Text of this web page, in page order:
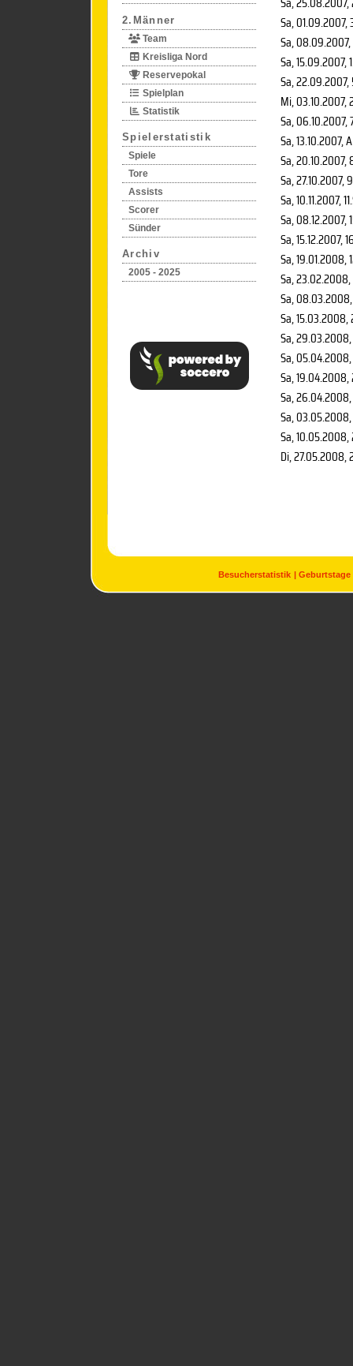
2.Männer
Team
Kreisliga Nord
Reservepokal
Spielplan
Statistik
Spielerstatistik
Spiele
Tore
Assists
Scorer
Sünder
Archiv
2005 - 2025
Sa, 01.09.2007,
Sa, 08.09.2007,
Sa, 15.09.2007,
Sa, 22.09.2007,
Mi, 03.10.2007,
Sa, 06.10.2007,
Sa, 13.10.2007,
Sa, 20.10.2007,
Sa, 27.10.2007,
Sa, 10.11.2007,
Sa, 08.12.2007,
Sa, 15.12.2007,
Sa, 19.01.2008,
Sa, 23.02.2008,
Sa, 08.03.2008
Sa, 15.03.2008,
Sa, 29.03.2008,
Sa, 05.04.2008
Sa, 19.04.2008,
Sa, 26.04.2008
Sa, 03.05.2008
Sa, 10.05.2008,
Di, 27.05.2008,
Besucherstatistik Geburtstage